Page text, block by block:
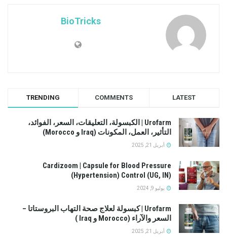
BioTricks
TRENDING COMMENTS LATEST
Urofarm | الكبسولة، التعليقات، السعر، الفوائد،
التأثير، العمل، المكونات (Iraq و Morocco)
أبريل 21, 2025
Cardizoom | Capsule for Blood Pressure
(Hypertension) Control (UG, IN)
يوليو 9, 2024
Urofarm | كبسولة لعلاج صحة التهاب البروستاتا –
السعر والآراء (Morocco و Iraq )
أبريل 21, 2025